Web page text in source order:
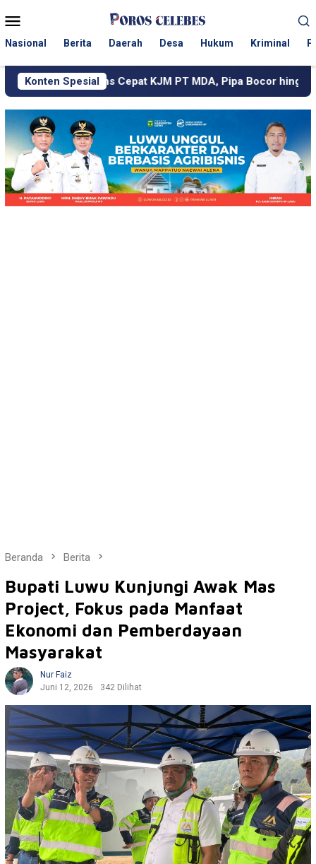
ke
Mobile
Nasional Berita Daerah Desa Hukum Kriminal
Konten Spesial
Cepat KJM PT MDA, Pipa Bocor hingga Jalan Berdebu
Beranda Berita
Bupati Luwu Kunjungi Awak Mas
Project, Fokus pada Manfaat
Ekonomi dan Pemberdayaan
Masyarakat
Nur Faiz
Juni 12, 2026
342 Dilihat